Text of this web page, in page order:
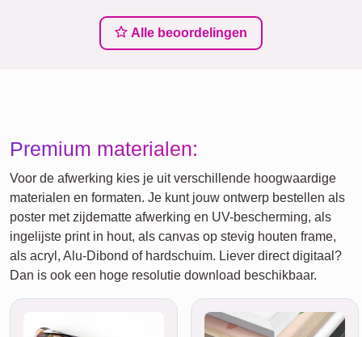
Alle beoordelingen
Premium materialen:
Voor de afwerking kies je uit verschillende hoogwaardige
materialen en formaten. Je kunt jouw ontwerp bestellen als
poster met zijdematte afwerking en UV-bescherming, als
ingelijste print in hout, als canvas op stevig houten frame,
als acryl, Alu-Dibond of hardschuim. Liever direct digitaal?
Dan is ook een hoge resolutie download beschikbaar.